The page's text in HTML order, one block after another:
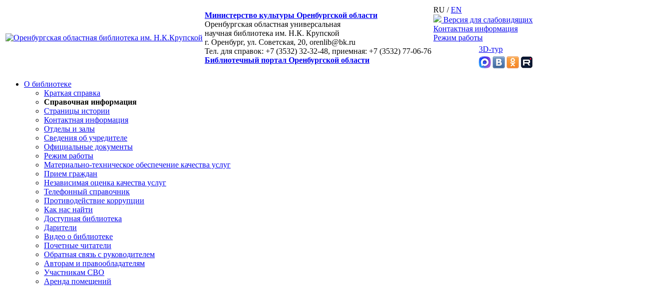
Министерство культуры Оренбургской области
Оренбургская областная универсальная
научная библиотека им. Н.К. Крупской
г. Оренбург, ул. Советская, 20, orenlib@bk.ru
Тел. для справок: +7 (3532) 32-32-48, приемная: +7 (3532) 77-06-76
Библиотечный портал Оренбургской области
RU /EN
Версия для слабовидящих
Контактная информация
Режим работы
3D-тур
О библиотеке
Краткая справка
Справочная информация
Страницы истории
Контактная информация
Отделы и залы
Сведения об учредителе
Официальные документы
Режим работы
Материально-техническое обеспечение качества услуг
Прием граждан
Независимая оценка качества услуг
Телефонный справочник
Противодействие коррупции
Как нас найти
Доступная библиотека
Дарители
Видео о библиотеке
Почетные читатели
Обратная связь с руководителем
Авторам и правообладателям
Участникам СВО
Аренда помещений